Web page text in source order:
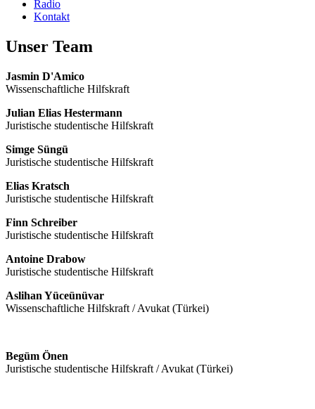
Radio
Kontakt
Unser Team
Jasmin D'Amico
Wissenschaftliche Hilfskraft
Julian Elias Hestermann
Juristische studentische Hilfskraft
Simge Süngü
Juristische studentische Hilfskraft
Elias Kratsch
Juristische studentische Hilfskraft
Finn Schreiber
Juristische studentische Hilfskraft
Antoine Drabow
Juristische studentische Hilfskraft
Aslihan Yüceünüvar
Wissenschaftliche Hilfskraft / Avukat (Türkei)
Begüm Önen
Juristische studentische Hilfskraft / Avukat (Türkei)